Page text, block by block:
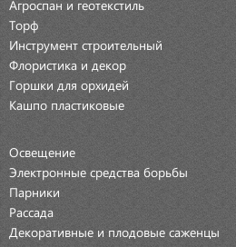
Агроспан и геотекстиль
Торф
Инструмент строительный
Флористика и декор
Горшки для орхидей
Кашпо пластиковые
Освещение
Электронные средства борьбы
Парники
Рассада
Декоративные и плодовые саженцы